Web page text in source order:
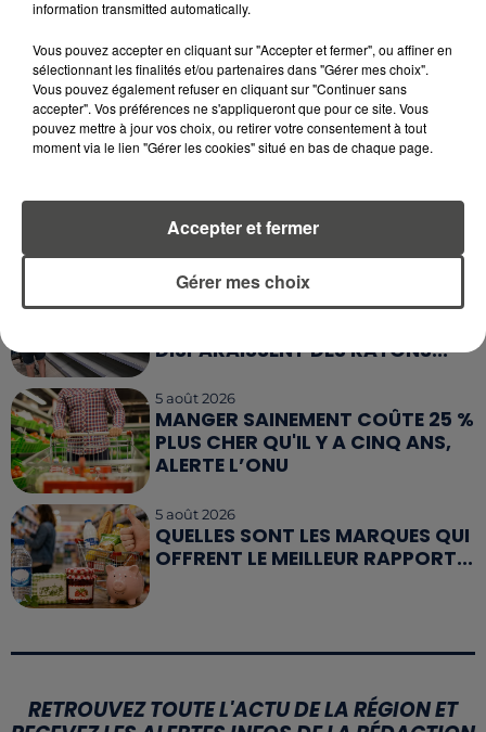
7 août 2026
WEEK-END ROUGE SUR LES
ROUTES : LE GRAND OUEST SE
PRÉPARE À UN...
INDUSTRIELS DU TABAC BIENTÔT
TAXÉS...
6 août 2026
CANICULE : POURQUOI LES
DISPARAISSENT DES RAYONS...
5 août 2026
MANGER SAINEMENT COÛTE 25 %
PLUS CHER QU'IL Y A CINQ ANS,
ALERTE L’ONU
5 août 2026
QUELLES SONT LES MARQUES QUI
OFFRENT LE MEILLEUR RAPPORT...
RETROUVEZ TOUTE L'ACTU DE LA RÉGION ET
information transmitted automatically.
Vous pouvez accepter en cliquant sur "Accepter et fermer", ou affiner en
sélectionnant les finalités et/ou partenaires dans "Gérer mes choix".
Vous pouvez également refuser en cliquant sur "Continuer sans
accepter". Vos préférences ne s'appliqueront que pour ce site. Vous
pouvez mettre à jour vos choix, ou retirer votre consentement à tout
moment via le lien "Gérer les cookies" situé en bas de chaque page.
Gérer mes choix
Accepter et fermer